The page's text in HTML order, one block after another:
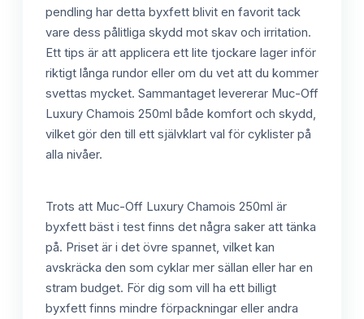
pendling har detta byxfett blivit en favorit tack
vare dess pålitliga skydd mot skav och irritation.
Ett tips är att applicera ett lite tjockare lager inför
riktigt långa rundor eller om du vet att du kommer
svettas mycket. Sammantaget levererar Muc-Off
Luxury Chamois 250ml både komfort och skydd,
vilket gör den till ett självklart val för cyklister på
alla nivåer.
Trots att Muc-Off Luxury Chamois 250ml är
byxfett bäst i test finns det några saker att tänka
på. Priset är i det övre spannet, vilket kan
avskräcka den som cyklar mer sällan eller har en
stram budget. För dig som vill ha ett billigt
byxfett finns mindre förpackningar eller andra